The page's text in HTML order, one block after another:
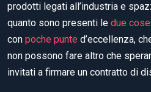
prodotti legati all’industria e
quanto sono presenti le due
con poche punte d’eccellenza,
non possono fare altro che
invitati a firmare un contratto di